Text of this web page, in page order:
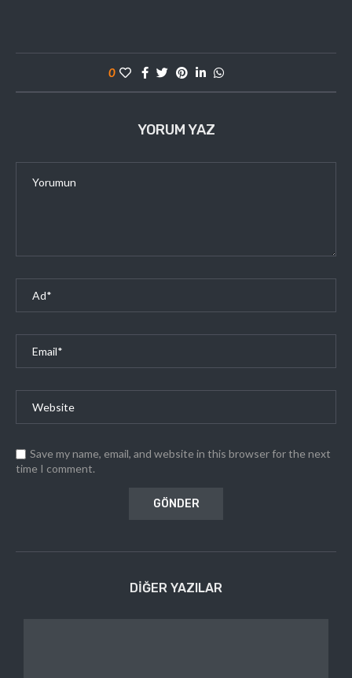
0
YORUM YAZ
Save my name, email, and website in this browser for the next
time I comment.
DIĞER YAZILAR